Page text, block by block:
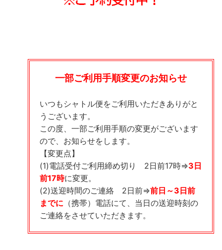
一部ご利用手順変更のお知らせ
いつもシャトル便をご利用いただきありがと
うございます。
この度、一部ご利用手順の変更がございます
ので、お知らせをします。
【変更点】
(1)電話受付ご利用締め切り 2日前17時⇒3日
前17時に変更。
(2)送迎時間のご連絡 2日前⇒前日～3日前
までに （携帯）電話にて、当日の送迎時刻の
ご連絡をさせていただきます。